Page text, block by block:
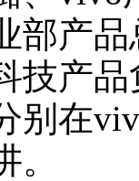
部产
技产
别在